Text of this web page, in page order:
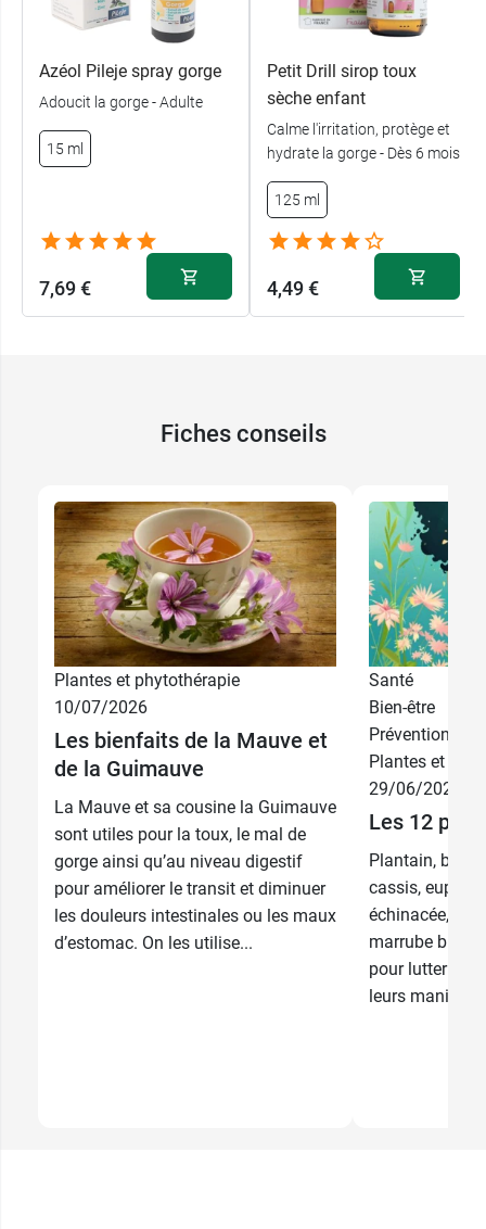
Azéol Pileje spray gorge
Adoucit la gorge - Adulte
15 ml
7,69 €
Petit Drill sirop toux
sèche enfant
Calme l'irritation, protège et
hydrate la gorge - Dès 6 mois
125 ml
4,49 €
Fiches conseils
Plantes et phytothérapie
10/07/2026
Les bienfaits de la Mauve et
de la Guimauve
La Mauve et sa cousine la Guimauve
sont utiles pour la toux, le mal de
gorge ainsi qu’au niveau digestif
pour améliorer le transit et diminuer
les douleurs intestinales ou les maux
d’estomac. On les utilise...
Santé
Bien-être
Prévention
Plantes et
29/06/2026
Les 12
Plantain,
cassis,
échinacée,
marrube
pour lutter
leurs